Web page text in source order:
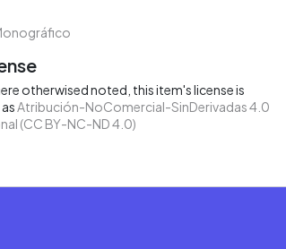
otherwised noted, this item's license is
Atribución-NoComercial-SinDerivadas 4.0
(CC BY-NC-ND 4.0)